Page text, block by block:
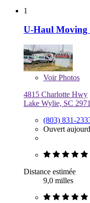
1
U-Haul Moving
VoirPhotos
4815 Charlotte Hwy
Lake Wylie, SC
(803) 831-
Ouvert
Distance estimée
9,0 milles